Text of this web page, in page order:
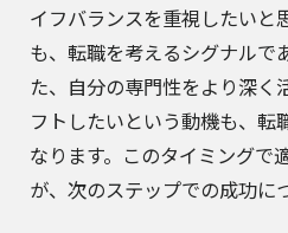
イフバランスを重視したいと
も、転職を考えるシグナルで
た、自分の専門性をより深く
フトしたいという動機も、転
なります。このタイミングで
が、次のステップでの成功に